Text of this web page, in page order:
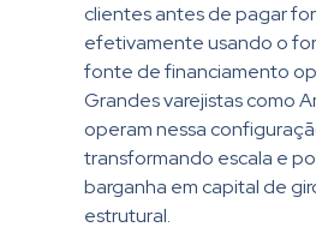
clientes antes de pagar
efetivamente usando o
fonte de financiamento
Grandes varejistas como
operam nessa
transformando escala e
barganha em capital de
estrutural.